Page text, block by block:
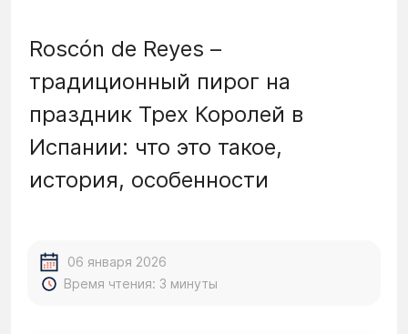
Roscón de Reyes –
традиционный пирог на
праздник Трех Королей в
Испании: что это такое,
история, особенности
06 января 2026
Время чтения: 3 минуты